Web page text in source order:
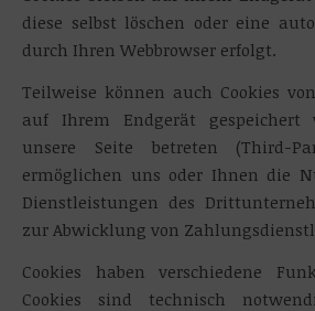
diese selbst löschen oder eine
durch Ihren Webbrowser erfolgt.
Teilweise können auch Cookies
auf Ihrem Endgerät gespeichert
unsere Seite betreten (Third-
ermöglichen uns oder Ihnen die
Dienstleistungen des
zur Abwicklung von
Cookies haben verschiedene
Cookies sind technisch